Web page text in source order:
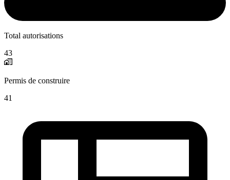
Total autorisations
43
Permis de construire
41